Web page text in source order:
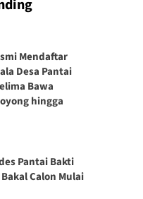
Mendaftar
Desa Pantai
Bawa
hingga
Pantai Bakti
Calon Mulai